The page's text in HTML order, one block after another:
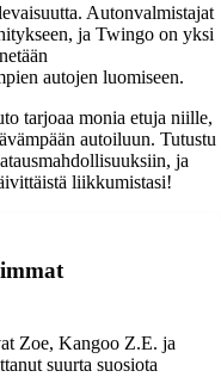
Autonvalmistajat
ja Twingo on yksi
autojen luomiseen.
tarjoaa monia etuja niille,
autoiluun. Tutustu
ja
liikkumistasi!
Zoe, Kangoo Z.E. ja
suurta suosiota